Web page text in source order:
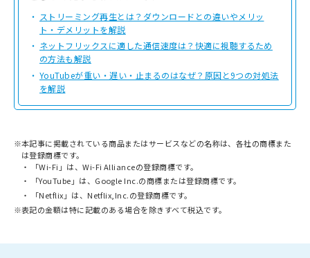
ストリーミング再生とは？ダウンロードとの違いやメリッ
ト・デメリットを解説
ネットフリックスに適した通信速度は？快適に視聴するため
の方法も解説
YouTubeが重い・遅い・止まるのはなぜ？原因と9つの対処法
を解説
※本記事に掲載されている商品またはサービスなどの名称は、各社の商標また
は登録商標です。
「Wi-Fi」は、Wi-Fi Allianceの登録商標です。
「YouTube」は、Google Inc.の商標または登録商標です。
「Netflix」は、Netflix,Inc.の登録商標です。
※表記の金額は特に記載のある場合を除きすべて税込です。